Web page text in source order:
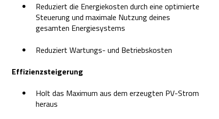
Reduziert die Energiekosten durch eine optimierte
Steuerung und maximale Nutzung deines
gesamten Energiesystems
Reduziert Wartungs- und Betriebskosten
Effizienzsteigerung
Holt das Maximum aus dem erzeugten PV-Strom
heraus